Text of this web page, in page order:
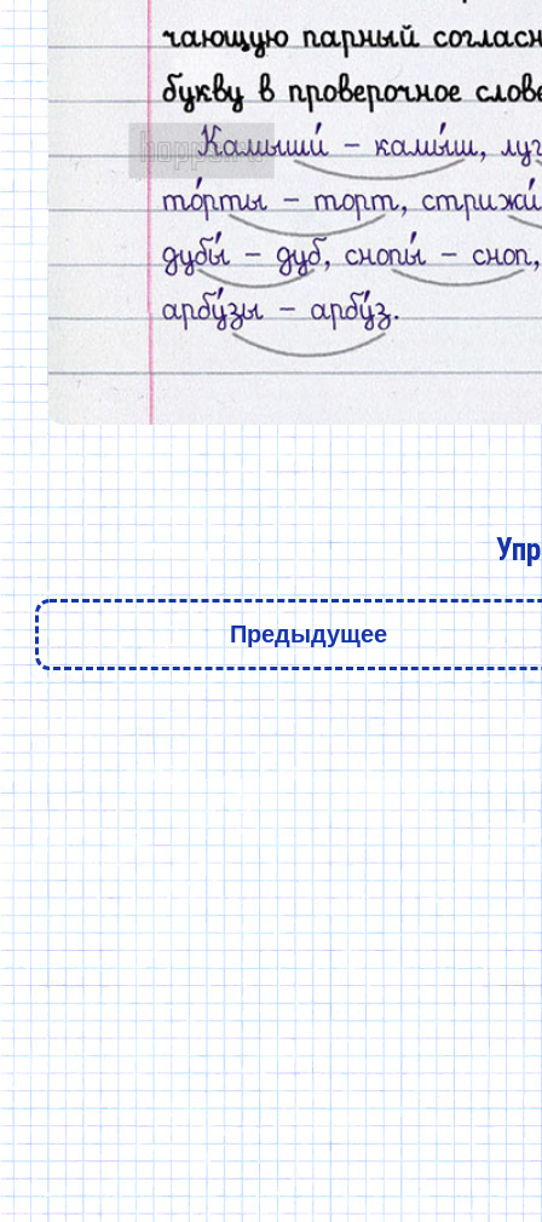
Предыдущее